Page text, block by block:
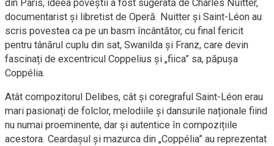
din Paris, ideea poveștii a fost sugerată de Charles Nuitter,
documentarist și libretist de Operă. Nuitter și Saint-Léon au
scris povestea ca pe un basm încântător, cu final fericit
pentru tânărul cuplu din sat, Swanilda și Franz, care devin
fascinați de excentricul Coppelius și „fiica” sa, păpușa
Coppélia.
Atât compozitorul Delibes, cât și coregraful Saint-Léon erau
mari pasionați de folclor, melodiile și dansurile naționale fiind
nu numai proeminente, dar și autentice în compozițiile
acestora. Ceardașul și mazurca din „Coppélia” au reprezentat